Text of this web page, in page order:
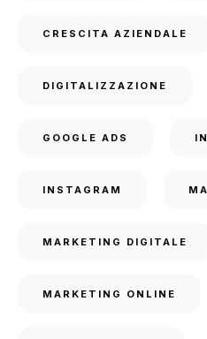
CRESCITA AZIENDALE
DIGITALIZZAZIONE
GOOGLE ADS
INSTAGRAM
MARKETING DIGITALE
MARKETING ONLINE